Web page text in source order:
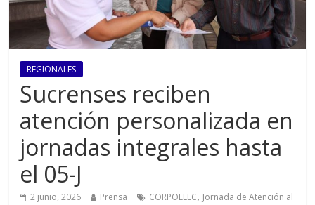
REGIONALES
Sucrenses reciben
atención personalizada en
jornadas integrales hasta
el 05-J
2 junio, 2026 Prensa CORPOELEC, Jornada de Atención al